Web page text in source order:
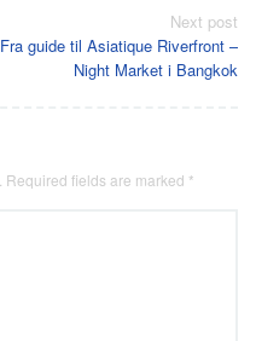
Next post
Fra guide til Asiatique Riverfront –
Night Market i Bangkok
Required fields are marked *